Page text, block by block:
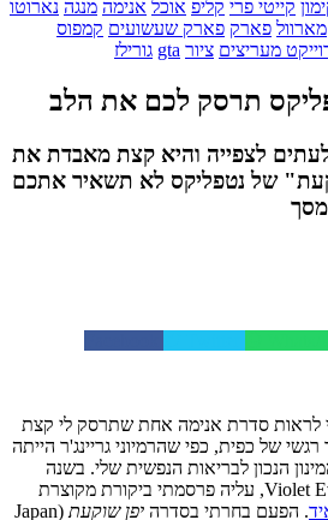
קייטי פרי קליפ אוכל אנימה מנגה נארוטו
מארוול פארק פארק שעשועים קמפוס
מעריצים ציור gta גורילז
תרסק לכם את הלב
לצפייה והיא קצת מאבדת את
של נטפליקס לא תשאיר אתכם
לראות סדרת אנימה אחת שתרסק לי קצת
של כפית, כפי שהרמיוני גריינג'ר הייתה
הנכון לבריאות הנפשית שלי. בשנה
. הפעם בחרתי בסדרה יפן שוקעת (Japan